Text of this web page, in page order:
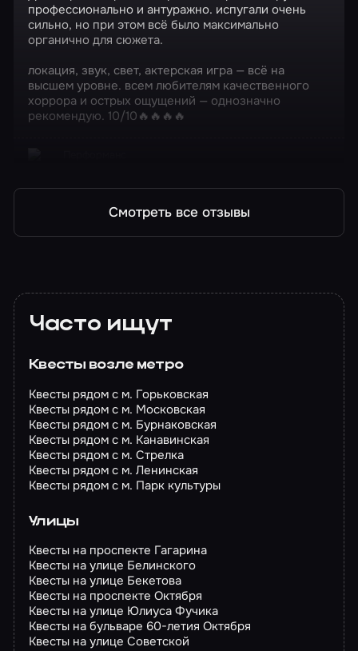
профессионально и антуражно. испугали очень
сильно, но при этом всё было максимально
органично для сюжета.
локация, звук, свет, актерская игра — всё на
высшем уровне. всем любителям качественного
хоррора и острых ощущений — однозначно
рекомендую. 10/10🔥🔥🔥🔥
Смотреть все отзывы
Часто ищут
Квесты возле метро
Квесты рядом с м. Горьковская
Квесты рядом с м. Московская
Квесты рядом с м. Бурнаковская
Квесты рядом с м. Канавинская
Квесты рядом с м. Стрелка
Квесты рядом с м. Ленинская
Квесты рядом с м. Парк культуры
Улицы
Квесты на проспекте Гагарина
Квесты на улице Белинского
Квесты на улице Бекетова
Квесты на проспекте Октября
Квесты на улице Юлиуса Фучика
Квесты на бульваре 60-летия Октября
Квесты на улице Советской